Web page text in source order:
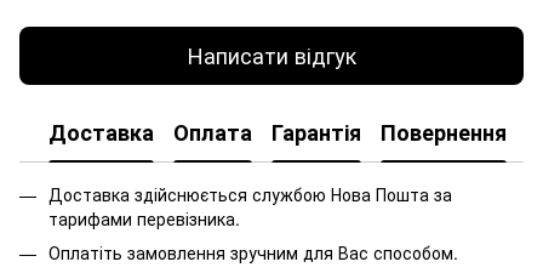
Написати відгук
Доставка Оплата Гарантія Повернення
Доставка здійснюється службою Нова Пошта за
тарифами перевізника.
Оплатіть замовлення зручним для Вас способом.